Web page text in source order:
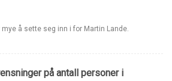
mye å sette seg inn i for Martin Lande.
på antall personer i